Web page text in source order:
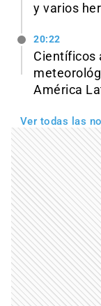
y varios
20:22
Científicos
América
Ver todas las